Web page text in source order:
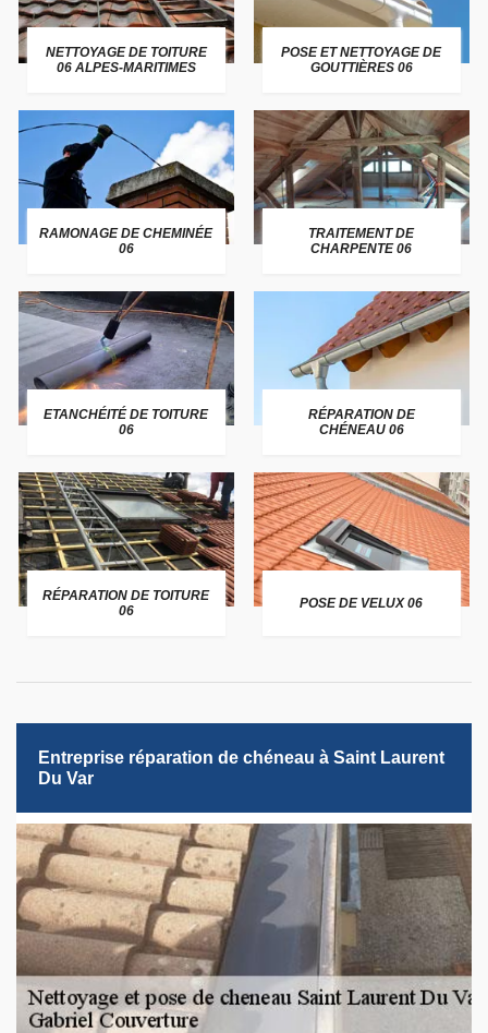
NETTOYAGE DE TOITURE
06 ALPES-MARITIMES
POSE ET NETTOYAGE DE
GOUTTIÈRES 06
RAMONAGE DE CHEMINÉE
06
TRAITEMENT DE
CHARPENTE 06
ETANCHÉITÉ DE TOITURE
06
RÉPARATION DE
CHÉNEAU 06
RÉPARATION DE TOITURE
06
POSE DE VELUX 06
Entreprise réparation de chéneau à Saint Laurent
Du Var